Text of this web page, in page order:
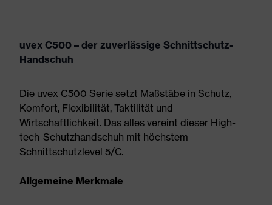
uvex C500 – der zuverlässige Schnittschutz-
Handschuh
Die uvex C500 Serie setzt Maßstäbe in Schutz,
Komfort, Flexibilität, Taktilität und
Wirtschaftlichkeit. Das alles vereint dieser High-
tech-Schutzhandschuh mit höchstem
Schnittschutzlevel 5/C.
Allgemeine Merkmale